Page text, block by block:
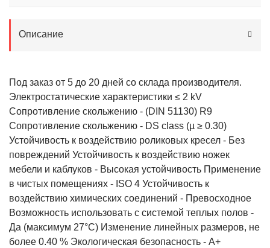
Описание
Под заказ от 5 до 20 дней со склада производителя.
Электростатические характеристики ≤ 2 kV
Сопротивление скольжению - (DIN 51130) R9
Сопротивление скольжению - DS class (µ ≥ 0.30)
Устойчивость к воздействию роликовых кресел - Без
повреждений Устойчивость к воздействию ножек
мебели и каблуков - Высокая устойчивость Применение
в чистых помещениях - ISO 4 Устойчивость к
воздействию химических соединений - Превосходное
Возможность использовать с системой теплых полов -
Да (максимум 27°C) Изменение линейных размеров, не
более 0.40 % Экологическая безопасность - А+